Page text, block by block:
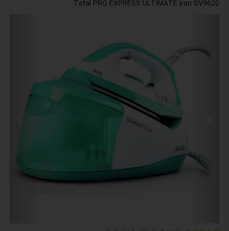
Tefal PRO EXPRESS ULTIMATE iron GV9620